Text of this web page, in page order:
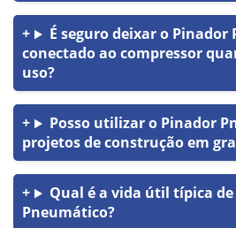
É seguro deixar o Pinador
conectado ao compressor
uso?
Posso utilizar o Pinador
projetos de construção em
Qual é a vida útil típica
Pneumático?